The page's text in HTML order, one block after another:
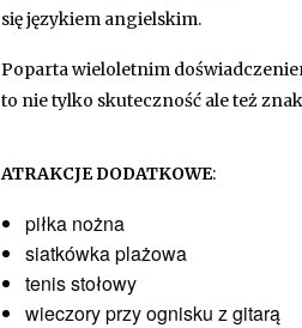
się językiem angielskim.
Poparta wieloletnim
to nie tylko skuteczność ale też
ATRAKCJE DODATKOWE:
piłka nożna
siatkówka plażowa
tenis stołowy
wieczory przy ognisku z gitarą